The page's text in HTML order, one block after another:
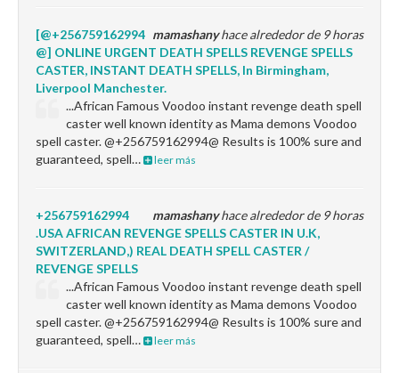
mamashanyhace alrededor de 9 horas
[@+256759162994
@] ONLINE URGENT DEATH SPELLS REVENGE SPELLS
CASTER, INSTANT DEATH SPELLS, In Birmingham,
Liverpool Manchester.
...African Famous Voodoo instant revenge death spell
caster well known identity as Mama demons Voodoo
spell caster. @+256759162994@ Results is 100% sure and
guaranteed, spell…
leer más
mamashanyhace alrededor de 9 horas
+256759162994
.USA AFRICAN REVENGE SPELLS CASTER IN U.K,
SWITZERLAND,) REAL DEATH SPELL CASTER /
REVENGE SPELLS
...African Famous Voodoo instant revenge death spell
caster well known identity as Mama demons Voodoo
spell caster. @+256759162994@ Results is 100% sure and
guaranteed, spell…
leer más